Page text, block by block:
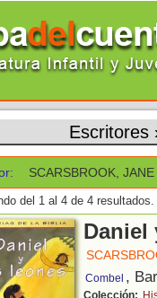
Escritores
SCARSBROOK, JANE
del 1 al 4 de 4 resultados.
Combel ,